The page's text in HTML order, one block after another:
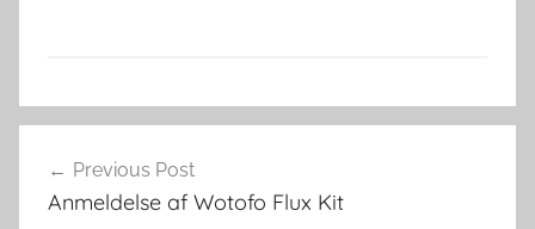
V
i
Previous Post
Anmeldelse af Wotofo Flux Kit